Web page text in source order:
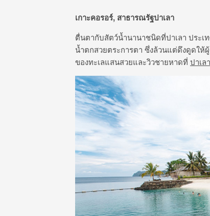
เกาะคอรอร์, สาธารณรัฐปาเลา
ตื่นตากับสัตว์น้ำนานาชนิดที่ปาเลา ประ
น้ำตกสวยตระการตา ซึ่งล้วนแต่ดึงดูดให้
ของทะเลแสนสวยและวิวชายหาดที่ ปาเล